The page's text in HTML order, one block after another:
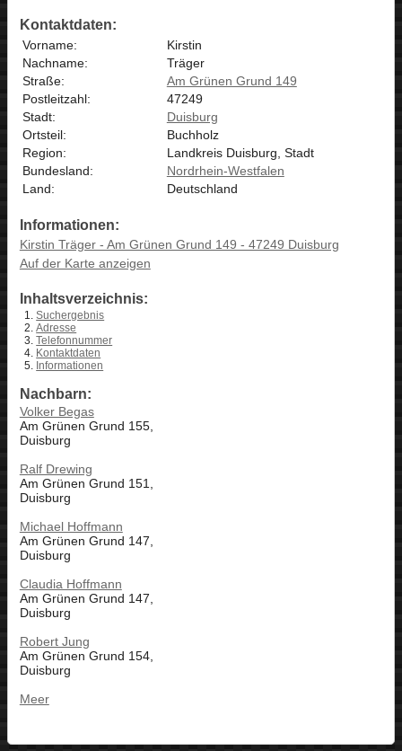
Kontaktdaten:
Vorname:
Kirstin
Nachname:
Träger
Straße:
Am Grünen Grund 149
Postleitzahl:
47249
Stadt:
Duisburg
Ortsteil:
Buchholz
Region:
Landkreis Duisburg, Stadt
Bundesland:
Nordrhein-Westfalen
Land:
Deutschland
Informationen:
Kirstin Träger - Am Grünen Grund 149 - 47249 Duisburg
Auf der Karte anzeigen
Inhaltsverzeichnis:
Suchergebnis
Adresse
Telefonnummer
Kontaktdaten
Informationen
Nachbarn:
Volker Begas
Am Grünen Grund 155,
Duisburg
Ralf Drewing
Am Grünen Grund 151,
Duisburg
Michael Hoffmann
Am Grünen Grund 147,
Duisburg
Claudia Hoffmann
Am Grünen Grund 147,
Duisburg
Robert Jung
Am Grünen Grund 154,
Duisburg
Meer